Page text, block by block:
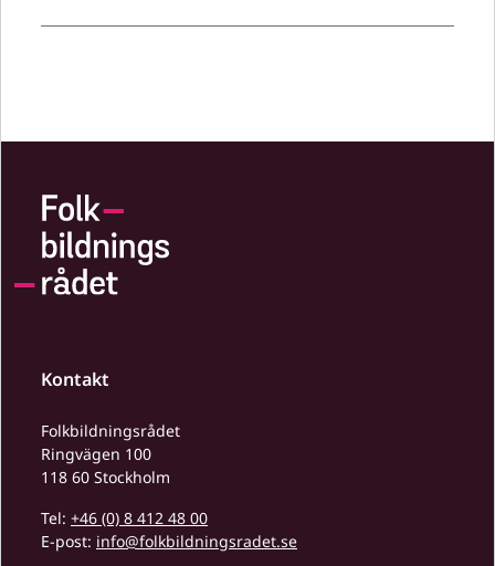
Kontakt
Folkbildningsrådet
Ringvägen 100
118 60 Stockholm
Tel: +46 (0) 8 412 48 00
E-post: info@folkbildningsradet.se